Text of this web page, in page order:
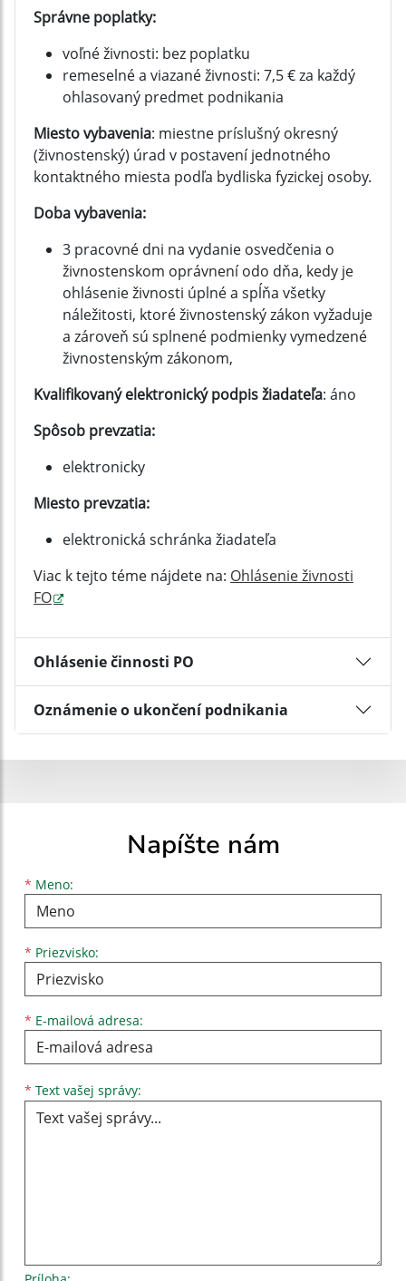
Správne poplatky:
voľné živnosti: bez poplatku
remeselné a viazané živnosti: 7,5 € za každý
ohlasovaný predmet podnikania
Miesto vybavenia: miestne príslušný okresný
(živnostenský) úrad v postavení jednotného
kontaktného miesta podľa bydliska fyzickej osoby.
Doba vybavenia:
3 pracovné dni na vydanie osvedčenia o
živnostenskom oprávnení odo dňa, kedy je
ohlásenie živnosti úplné a spĺňa všetky
náležitosti, ktoré živnostenský zákon vyžaduje
a zároveň sú splnené podmienky vymedzené
živnostenským zákonom,
Kvalifikovaný elektronický podpis žiadateľa: áno
Spôsob prevzatia:
elektronicky
Miesto prevzatia:
elektronická schránka žiadateľa
Viac k tejto téme nájdete na: Ohlásenie živnosti
FO
Ohlásenie činnosti PO
Oznámenie o ukončení podnikania
Napíšte nám
* Meno:
Meno
* Priezvisko:
Priezvisko
* E-mailová adresa:
E-mailová adresa
* Text vašej správy: